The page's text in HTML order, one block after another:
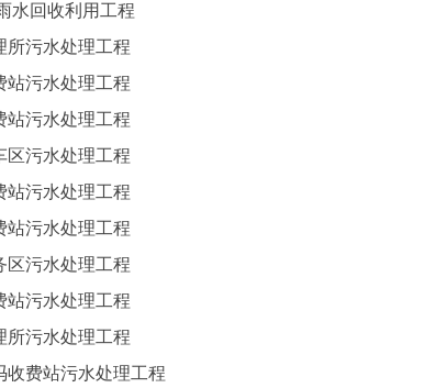
水回收利用工程
所污水处理工程
站污水处理工程
站污水处理工程
区污水处理工程
站污水处理工程
站污水处理工程
区污水处理工程
站污水处理工程
所污水处理工程
收费站污水处理工程